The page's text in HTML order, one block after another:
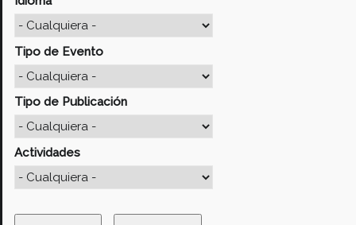
Tipo de Evento
Tipo de Publicación
Actividades